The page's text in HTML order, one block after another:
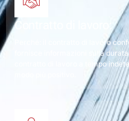
Contratto di lavoro:
Perché: il contratto di lavoro
fornisce informazioni sulla
contratto di lavoro a tempo